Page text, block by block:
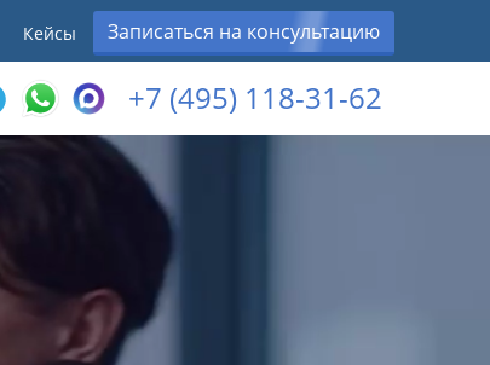
Кейсы Записаться на консультацию
+7 (495) 118-31-62